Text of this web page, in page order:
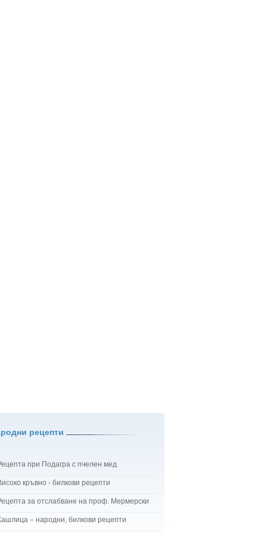
рецепти
при Подагра с пчелен мед
кръвно - билкови рецепти
за отслабване на проф. Мермерски
– народни, билкови рецепти